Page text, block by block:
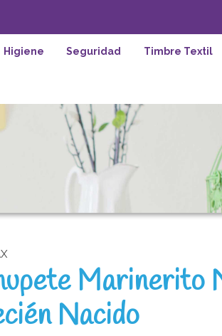
Higiene Seguridad Timbre Textil
Marinerito
Nacido